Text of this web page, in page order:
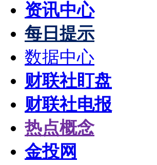
资讯中心
每日提示
数据中心
财联社盯盘
财联社电报
热点概念
金投网